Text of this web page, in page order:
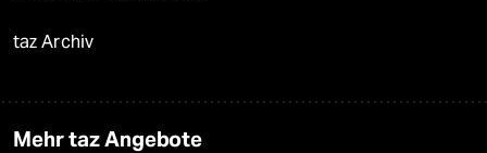
taz Archiv
Mehr taz Angebote